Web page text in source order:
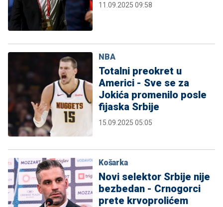
11.09.2025 09:58
NBA
Totalni preokret u
Americi - Sve se za
Jokića promenilo posle
fijaska Srbije
15.09.2025 05:05
Košarka
Novi selektor Srbije nije
bezbedan - Crnogorci
prete krvoprolićem